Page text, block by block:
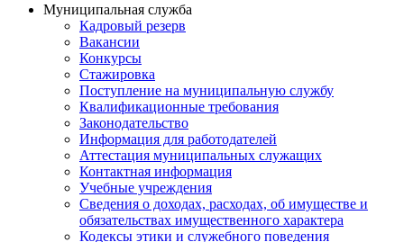
Муниципальная служба
Кадровый резерв
Вакансии
Конкурсы
Стажировка
Поступление на муниципальную службу
Квалификационные требования
Законодательство
Информация для работодателей
Аттестация муниципальных служащих
Контактная информация
Учебные учреждения
Сведения о доходах, расходах, об имуществе и
обязательствах имущественного характера
Кодексы этики и служебного поведения